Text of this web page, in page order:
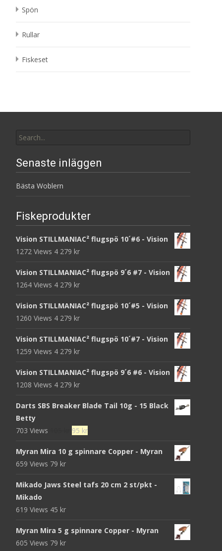
Spön
Rullar
Fiskeset
for:
Senaste inläggen
Bästa Woblern
Fiskeprodukter
Vision STILLMANIAC² flugspö 10´#6 - Vision
1272 Views 4 279 kr
Vision STILLMANIAC² flugspö 9´6 #7 - Vision
1264 Views 4 279 kr
Vision STILLMANIAC² flugspö 10´#5 - Vision
1260 Views 4 279 kr
Vision STILLMANIAC² flugspö 10´#7 - Vision
1259 Views 4 279 kr
Vision STILLMANIAC² flugspö 9´6 #6 - Vision
1208 Views 4 279 kr
Darts SBS Breaker Blade Tail 10g - 15 Black
Betty
703 Views
Det
priset
105 kr.
95 krDet
priset
95 kr.
Myran Mira 10 g spinnare Copper - Myran
659 Views 79 kr
Mikado Jaws Steel tafs 20 cm 2 st/pkt -
Mikado
619 Views 45 kr
Myran Mira 5 g spinnare Copper - Myran
605 Views 79 kr